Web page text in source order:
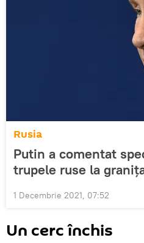
Rusia
Putin a comentat
trupele ruse la
1 Decembrie 2021, 07:52
Un cerc închis